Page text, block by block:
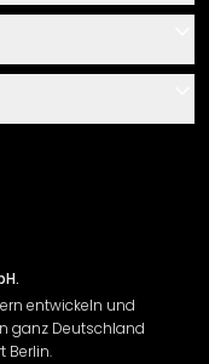
entwickeln und
ganz Deutschland
Berlin.